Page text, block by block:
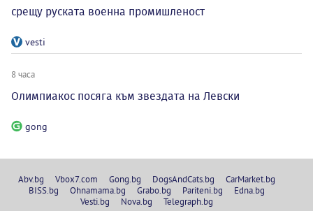
срещу руската военна промишленост
vesti
8 часа
Олимпиакос посяга към звездата на Левски
gong
Abv.bg Vbox7.com Gong.bg DogsAndCats.bg
CarMarket.bg
BISS.bg
Ohnamama.bg Grabo.bg Pariteni.bg
Edna.bg
Vesti.bg
Nova.bg Telegraph.bg